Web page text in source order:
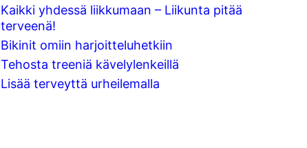
Kaikki yhdessä liikkumaan – Liikunta pitää
terveenä!
Bikinit omiin harjoitteluhetkiin
Tehosta treeniä kävelylenkeillä
Lisää terveyttä urheilemalla